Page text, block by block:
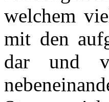
welchem
mit den
dar und